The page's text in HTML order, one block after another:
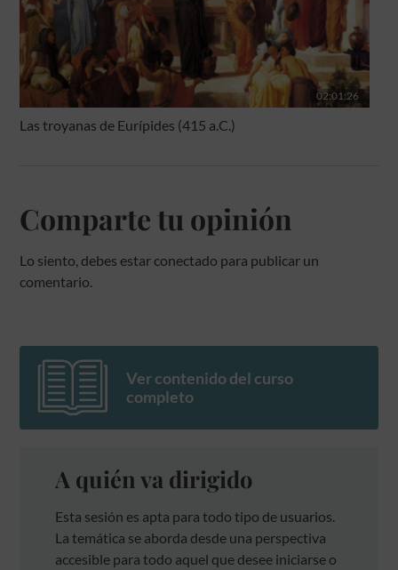
02:01:26
Las troyanas de Eurípides (415 a.C.)
Comparte tu opinión
Lo siento, debes estar conectado para publicar un
comentario.
Ver contenido del curso
completo
A quién va dirigido
Esta sesión es apta para todo tipo de usuarios.
La temática se aborda desde una perspectiva
accesible para todo aquel que desee iniciarse o